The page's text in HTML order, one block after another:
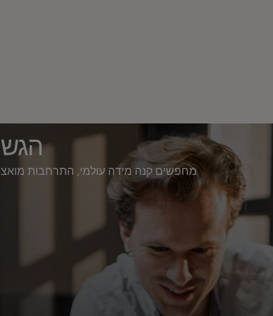
מחפשים קנה מידה עולמי, התרחבות